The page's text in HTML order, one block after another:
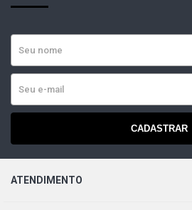
CADASTRAR
ATENDIMENTO